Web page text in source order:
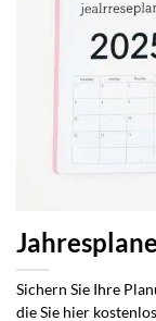
Sichern Sie Ihre
die Sie hier